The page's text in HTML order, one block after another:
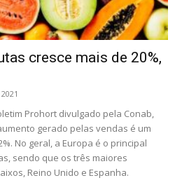
cresce mais de 20%,
Prohort divulgado pela Conab,
gerado pelas vendas é um
No geral, a Europa é o principal
sendo que os três maiores
Reino Unido e Espanha.